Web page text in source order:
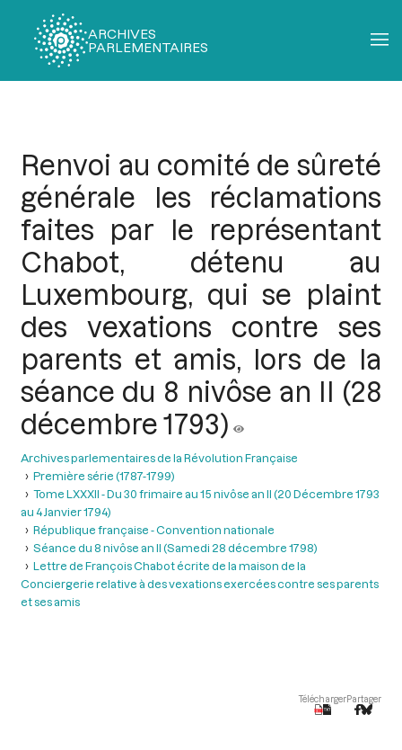
ARCHIVES
PARLEMENTAIRES
Renvoi au comité de sûreté
générale les réclamations
faites par le représentant
Chabot, détenu au
Luxembourg, qui se plaint
des vexations contre ses
parents et amis, lors de la
séance du 8 nivôse an II (28
décembre 1793)
Archives parlementaires de la Révolution Française
Première série (1787-1799)
Tome LXXXII - Du 30 frimaire au 15 nivôse an II (20 Décembre 1793
au 4 Janvier 1794)
République française - Convention nationale
Séance du 8 nivôse an II (Samedi 28 décembre 1798)
Lettre de François Chabot écrite de la maison de la
Conciergerie relative à des vexations exercées contre ses parents
et ses amis
TéléchargerPartager